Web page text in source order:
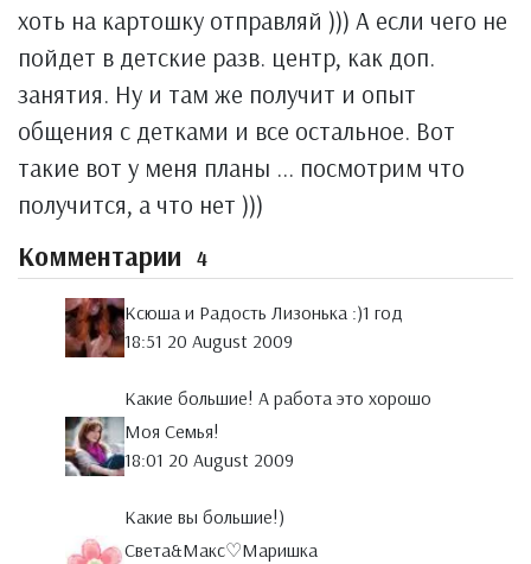
хоть на картошку отправляй ))) А если чего не
пойдет в детские разв. центр, как доп.
занятия. Ну и там же получит и опыт
общения с детками и все остальное. Вот
такие вот у меня планы ... посмотрим что
получится, а что нет )))
Комментарии 4
Ксюша и Радость Лизонька :)1 год
18:51 20 August 2009
Какие большие! А работа это хорошо
Моя Семья!
18:01 20 August 2009
Какие вы большие!)
Света&Макс♡Маришка